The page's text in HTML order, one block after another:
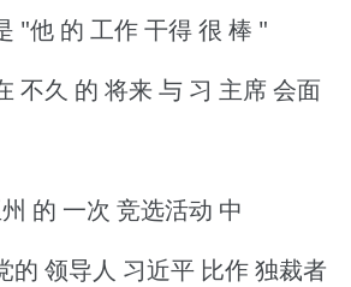
"他 的 工作 干得 很 棒 "
不久 的 将来 与 习 主席 会面
的 一次 竞选活动 中
的 领导人 习近平 比作 独裁者